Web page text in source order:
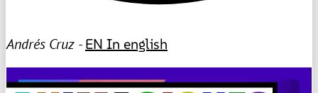
Andrés Cruz -EN In english